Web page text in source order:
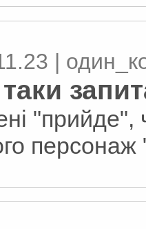
|
таки
"прийде",
персонаж